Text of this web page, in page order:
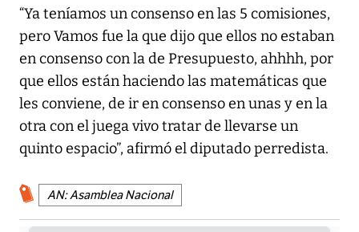
“Ya teníamos un consenso en las 5 comisiones,
pero Vamos fue la que dijo que ellos no estaban
en consenso con la de Presupuesto, ahhhh, por
que ellos están haciendo las matemáticas que
les conviene, de ir en consenso en unas y en la
otra con el juega vivo tratar de llevarse un
quinto espacio”, afirmó el diputado perredista.
AN: Asamblea Nacional